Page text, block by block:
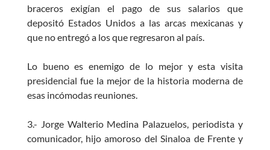
braceros exigían el pago de sus salarios que
depositó Estados Unidos a las arcas mexicanas y
que no entregó a los que regresaron al país.
Lo bueno es enemigo de lo mejor y esta visita
presidencial fue la mejor de la historia moderna de
esas incómodas reuniones.
3.- Jorge Walterio Medina Palazuelos, periodista y
comunicador, hijo amoroso del Sinaloa de Frente y